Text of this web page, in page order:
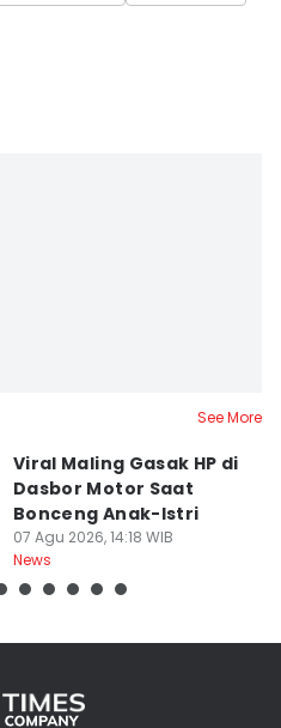
See More
Viral Maling Gasak HP di
Dasbor Motor Saat
Bonceng Anak-Istri
07 Agu 2026, 14:18 WIB
News